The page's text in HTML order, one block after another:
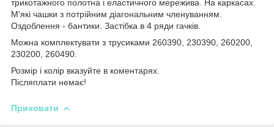
трикотажного полотна і еластичного мережива. На каркасах.
М'які чашки з потрійним діагональним членуванням.
Оздоблення - бантики. Застібка в 4 ряди гачків.
Можна комплектувати з трусиками 260390, 230390, 260200,
230200, 260490.
Розмір і колір вказуйте в коментарях.
Післяплати немає!
Приховати